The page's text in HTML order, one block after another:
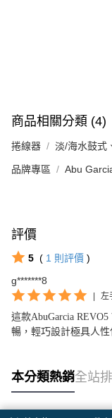
商品相關分類 (4)
捲線器 淡/海水鼓式
品牌專區 Abu
評價
5 ( 1 則評價 )
g*******8
左
這款AbuGarcia
暢，輕巧設計極具人
本分類熱銷全站